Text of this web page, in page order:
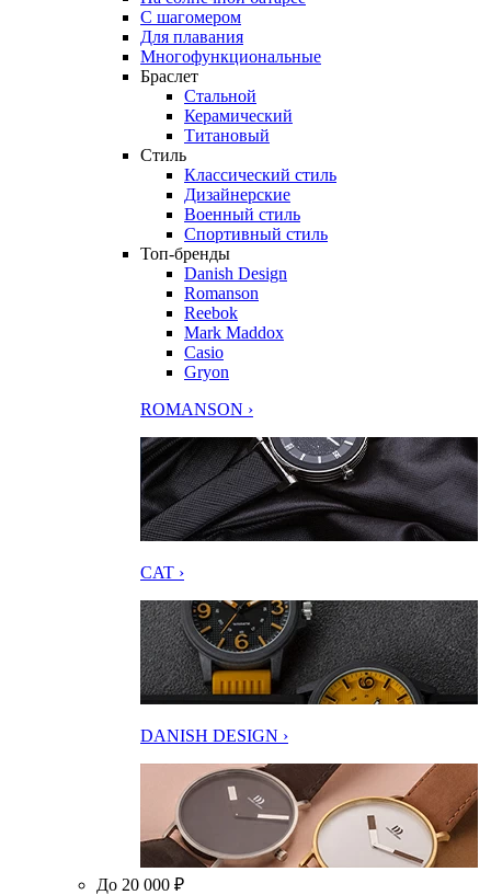
С шагомером
Для плавания
Многофункциональные
Браслет
Стальной
Керамический
Титановый
Стиль
Классический стиль
Дизайнерские
Военный стиль
Спортивный стиль
Топ-бренды
Danish Design
Romanson
Reebok
Mark Maddox
Casio
Gryon
ROMANSON ›
CAT ›
DANISH DESIGN ›
До 20 000 ₽